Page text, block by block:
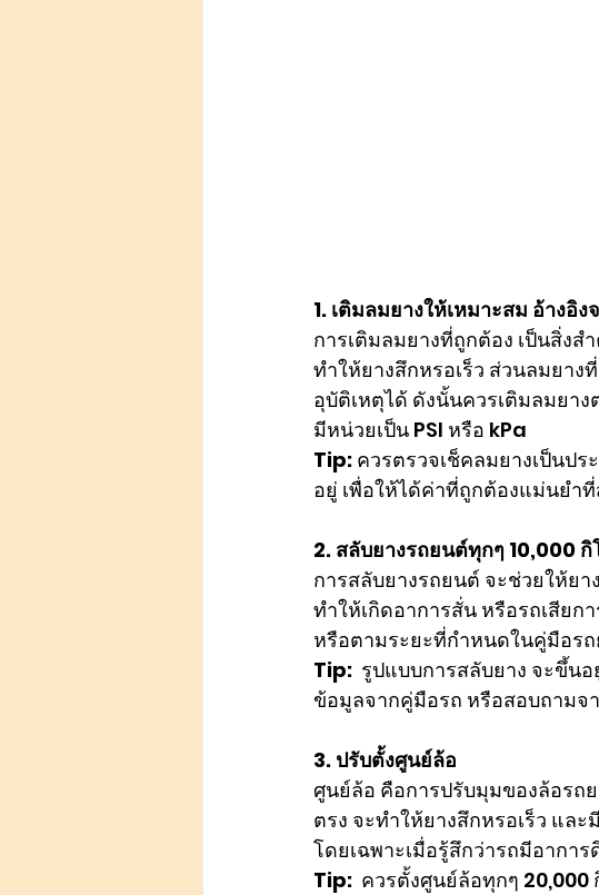
1. เติมลมยางให้เหมาะสม อ้างอิ
การเติมลมยางที่ถูกต้อง เป็นสิ่ง
ทำให้ยางสึกหรอเร็ว ส่วนลมยาง
อุบัติเหตุได้ ดังนั้นควรเติมลมยา
มีหน่วยเป็น PSI หรือ kPa
Tip: ควรตรวจเช็คลมยางเป็นป
อยู่ เพื่อให้ได้ค่าที่ถูกต้องแม่นยำ
2. สลับยางรถยนต์ทุกๆ 10,000 กิ
การสลับยางรถยนต์ จะช่วยให้ย
ทำให้เกิดอาการสั่น หรือรถเสียก
หรือตามระยะที่กำหนดในคู่มือร
Tip: รูปแบบการสลับยาง จะขึ้น
ข้อมูลจากคู่มือรถ หรือสอบถามจ
3. ปรับตั้งศูนย์ล้อ
ศูนย์ล้อ คือการปรับมุมของล้อร
ตรง จะทำให้ยางสึกหรอเร็ว แล
โดยเฉพาะเมื่อรู้สึกว่ารถมีอากา
Tip: ควรตั้งศูนย์ล้อทุกๆ 20,000